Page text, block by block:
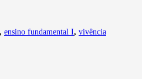
, ensino fundamental I, vivência